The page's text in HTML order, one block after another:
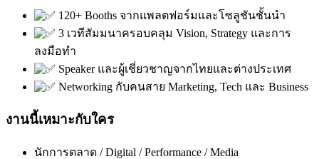
120+ Booths จากแพลตฟอร์มและโซลูชันชั้นนำ
3 เวทีสัมมนาครอบคลุม Vision, Strategy และการ
ลงมือทำ
Speaker และผู้เชี่ยวชาญจากไทยและต่างประเทศ
Networking กับคนสาย Marketing, Tech และ Business
งานนี้เหมาะกับใคร
นักการตลาด / Digital / Performance / Media